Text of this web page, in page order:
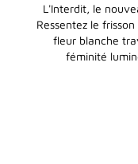
L'Interdit, le
Ressentez le
fleur blanche
féminité